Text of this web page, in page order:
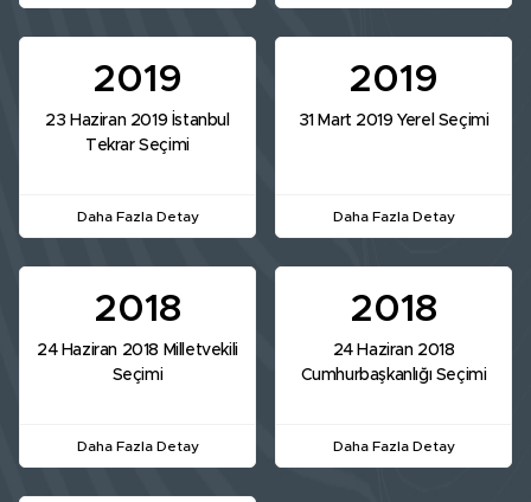
2019
23 Haziran 2019 İstanbul
Tekrar Seçimi
Daha Fazla Detay
2019
31 Mart 2019 Yerel Seçimi
Daha Fazla Detay
2018
24 Haziran 2018 Milletvekili
Seçimi
Daha Fazla Detay
2018
24 Haziran 2018
Cumhurbaşkanlığı Seçimi
Daha Fazla Detay